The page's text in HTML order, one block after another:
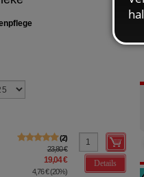
2
23,80 €
19,04 €
4,76 €(20%)
Details